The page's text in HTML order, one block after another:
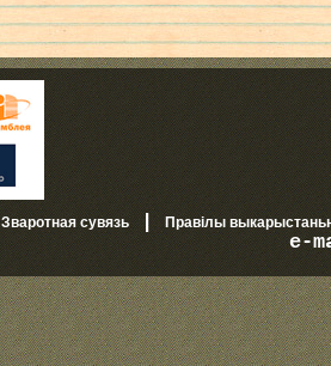
Зваротная сувязь|Правілы
e-